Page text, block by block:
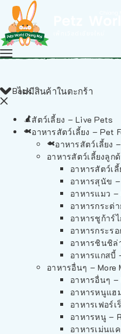
ไม่มีสินค้าในตะกร้า
Back
สัตว์เลี้ยง – Live Pets
อาหารสัตว์เลี้ยง – Pet
อาหารสัตว์เลี้ยง
อาหารสัตว์เลี้ยงลูก
อาหารสัตว์เ
อาหารสุนัข –
อาหารแมว –
อาหารกระต่
อาหารชูก้าร์
อาหารกระร
อาหารชินชิล่
อาหารแกสบี้
อาหารอื่นๆ – More
อาหารอื่นๆ –
อาหารหนูแฮ
อาหารเฟอร์เ
อาหารหนู –
อาหารเม่นแ